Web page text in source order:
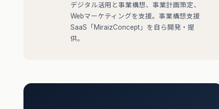
デジタル活用と事業構想、事業計画策定、
Webマーケティングを支援。事業構想支援
SaaS「MiraizConcept」を自ら開発・提
供。